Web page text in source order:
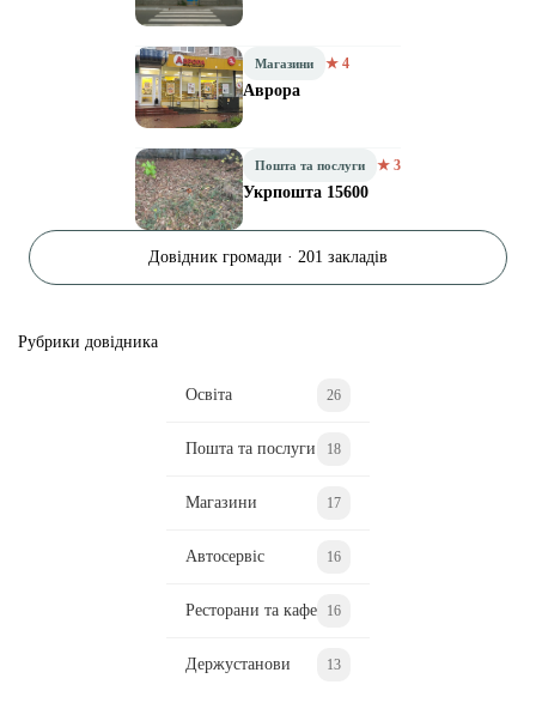
Магазини ★ 4
Аврора
Пошта та послуги ★ 3
Укрпошта 15600
Довідник громади · 201 закладів
Рубрики довідника
Освіта 26
Пошта та послуги 18
Магазини 17
Автосервіс 16
Ресторани та кафе 16
Держустанови 13